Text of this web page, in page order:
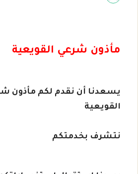
مأذون شرعي القويعية
يسعدنا أن نقدم لكم مأذون
القويعية
نتشرف بخدمتكم